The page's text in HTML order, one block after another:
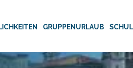
GRUPPENURLAUB